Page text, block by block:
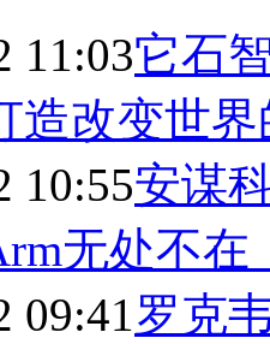
11:03它石
造改变世界
10:55安谋
无处不在
09:41罗克